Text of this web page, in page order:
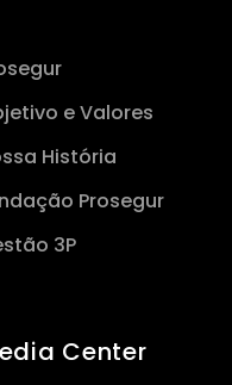
e Valores
História
Prosegur
3P
Center